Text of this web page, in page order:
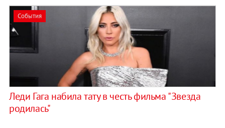
События
Леди Гага набила тату в честь фильма "Звезда
родилась"